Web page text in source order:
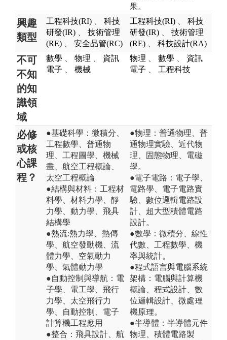
果。
興趣
類型
工程科技(RI)
科技
研發(IR)
技術管理
(RE)
安全品管(RC)
工程科技(RI)
科技
研發(IR)
技術管理
(RE)
科技設計(RA)
不可
不知
的知
識領
域
數學 物理
資訊
電子
機械
物理 數學
資訊
電子
工程科技
必修
或核
心課
程？
●基礎科學：微積分、
工程數學、普通物
理、工程圖學、機械
畫、航空工程概論、
太空工程概論
●結構與材料：工程材
料學、材料力學、靜
力學、動力學、飛具
結構學
●熱流:熱力學、熱傳
學、航空發動機、流
體力學、空氣動力
學、氣體動力學
●自動控制與導航：電
子學、電工學、飛行
力學、太空飛行力
學、自動控制、電子
計算機工程應用
●整合：飛具設計、航
●物理：普通物理、普
通物理實驗、近代物
理、固態物理、電磁
學。
●電子電路：電子學、
電路學、電子電路實
驗、數位邏輯電路設
計、超大型積體電路
設計。
●數學：微積分、線性
代數、工程數學、機
率與統計。
●程式語言與電腦系統
架構：電腦與計算機
概論、程式設計、數
位邏輯設計、微處理
機原理。
●半導體：半導體元件
物理、積體電路製